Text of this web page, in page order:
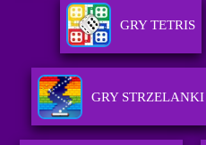
GRY TETRIS
GRY STRZELANKI